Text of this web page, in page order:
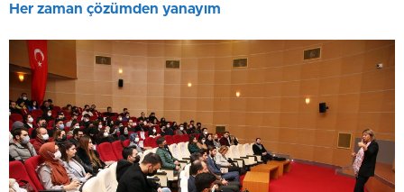
Her zaman çözümden yanayım